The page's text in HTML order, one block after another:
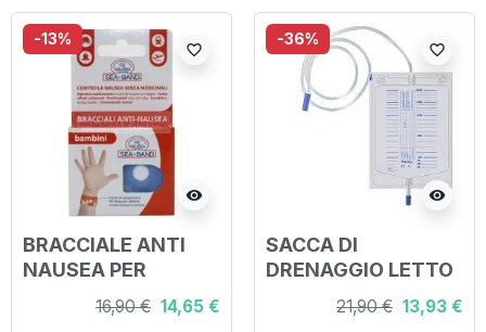
-13%
visibility
favorite_border
BRACCIALE ANTI
NAUSEA PER
BAMBINI P6
NAUSEA CONTROL
16,90 € 14,65 €
-36%
visibility
favorite_border
SACCA DI
DRENAGGIO LETTO
PER INCONTINENZA
SENZA SCARICO 90
21,90 € 13,93 €